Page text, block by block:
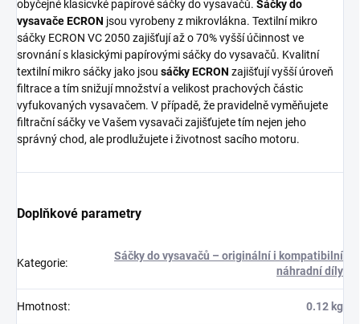
obyčejné klasicvké papírové sáčky do vysavačů. Sáčky do
vysavače ECRON jsou vyrobeny z mikrovlákna. Textilní mikro
sáčky ECRON VC 2050 zajišťují až o 70% vyšší účinnost ve
srovnání s klasickými papírovými sáčky do vysavačů. Kvalitní
textilní mikro sáčky jako jsou sáčky ECRON zajišťují vyšší úroveň
filtrace a tím snižují množství a velikost prachových částic
vyfukovaných vysavačem. V případě, že pravidelně vyměňujete
filtrační sáčky ve Vašem vysavači zajišťujete tím nejen jeho
správný chod, ale prodlužujete i životnost sacího motoru.
Doplňkové parametry
Kategorie:
Sáčky do vysavačů – originální i kompatibilní
náhradní díly
Hmotnost: 0.12 kg